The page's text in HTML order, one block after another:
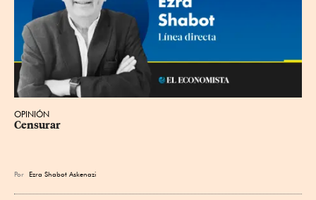
OPINIÓN
Censurar
Por Ezra Shabot Askenazi